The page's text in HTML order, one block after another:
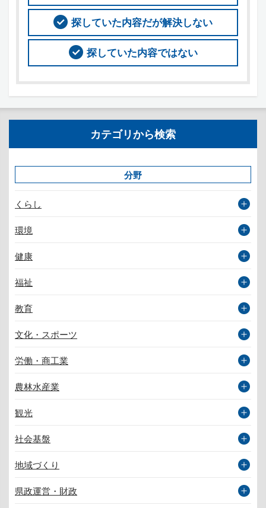
探していた内容だが解決しない
探していた内容ではない
カテゴリから検索
分野
くらし
環境
健康
福祉
教育
文化・スポーツ
労働・商工業
農林水産業
観光
社会基盤
地域づくり
県政運営・財政